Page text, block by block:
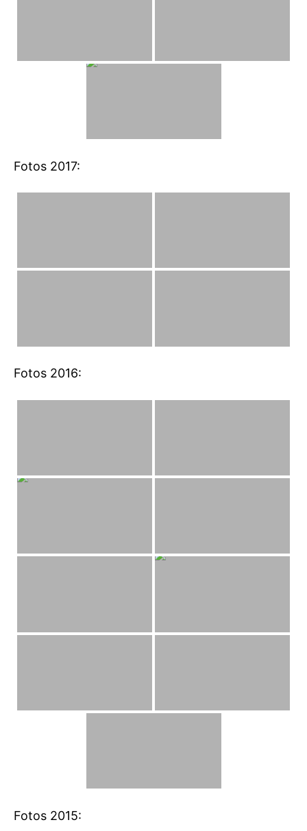
Fotos 2017:
Fotos 2016:
Fotos 2015: